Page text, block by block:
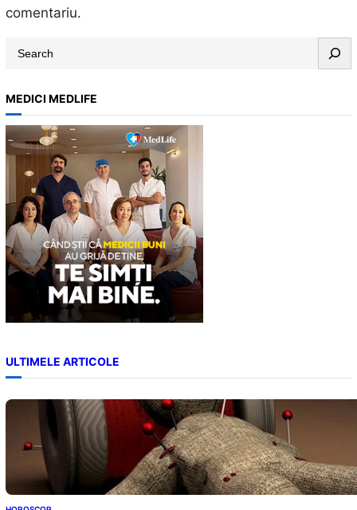
comentariu.
r
c
h
MEDICI MEDLIFE
ULTIMELE ARTICOLE